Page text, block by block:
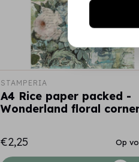
STAMPERIA
A4 Rice paper packed -
Wonderland floral
€2,25 Op